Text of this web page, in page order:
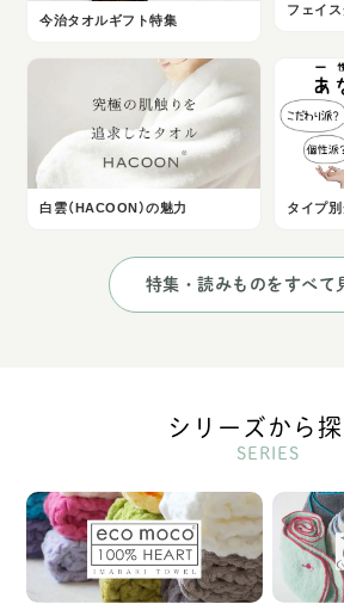
今治タオルギフト特集
フェイ
白雲（HACOON）の魅力 タイプ
特集・読みものをすべて
シリーズから
SERIES